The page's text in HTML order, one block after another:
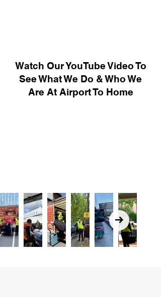
Watch Our YouTube Video To
See What We Do & Who We
Are At Airport To Home